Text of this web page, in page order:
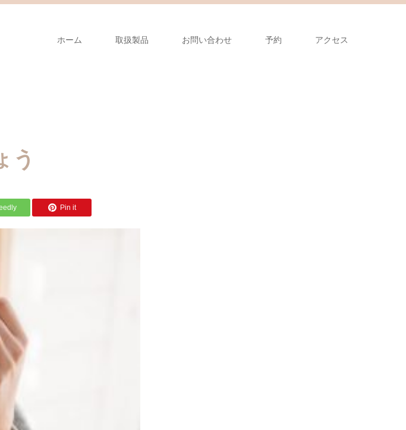
ホーム 取扱製品 お問い合わせ 予約 アクセス
う
Pin it